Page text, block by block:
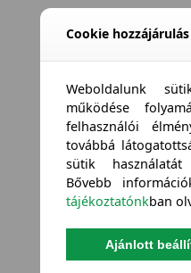
Cookie hozzájárulás
Weboldalunk
működése
felhasználói
továbbá
sütik
Bővebb
tájékoztatónkban
Ajánlott